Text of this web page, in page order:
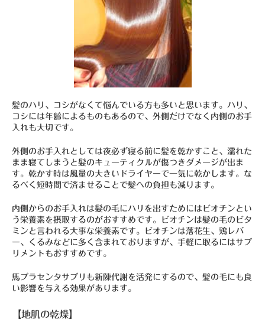
髪のハリ、コシがなくて悩んでいる方も多いと思います。ハリ、
コシには年齢によるものもあるので、外側だけでなく内側のお手
入れも大切です。
外側のお手入れとしては夜必ず寝る前に髪を乾かすこと、濡れた
まま寝てしまうと髪のキューティクルが傷つきダメージが出ま
す。乾かす時は風量の大きいドライヤーで一気に乾かします。な
るべく短時間で済ませることで髪への負担も減ります。
内側からのお手入れは髪の毛にハリを出すためにはビオチンとい
う栄養素を摂取するのがおすすめです。ビオチンは髪の毛のビタ
ミンと言われる大事な栄養素です。ビオチンは落花生、鶏レバ
ー、くるみなどに多く含まれておりますが、手軽に取るにはサプ
リメントもおすすめです。
馬プラセンタサプリも新陳代謝を活発にするので、髪の毛にも良
い影響を与える効果があります。
【地肌の乾燥】